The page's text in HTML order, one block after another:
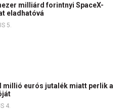
milliárd forintnyi SpaceX-
eladhatóvá
5.
millió eurós jutalék miatt perlik a
4.